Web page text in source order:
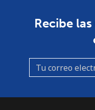
Recibe